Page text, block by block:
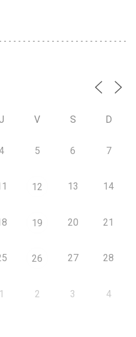
J V S D
5 6 7
12 13 14
19 20 21
26 27 28
1 2 3 4